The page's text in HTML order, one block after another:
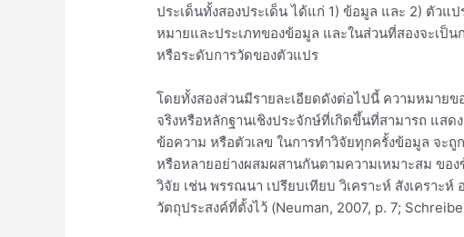
ประเด็นทั้งสองประเด็น ได้แก่ 1) ข้อมูล และ 2) ตัวแ
หมายและประเภทของข้อมูล และในส่วนที่สองจะเป็
หรือระดับการวัดของตัวแปร
โดยทั้งสองส่วนมีรายละเอียดดังต่อไปนี้ ความหมาย
จริงหรือหลักฐานเชิงประจักษ์ที่เกิดขึ้นที่สามารถ แส
ข้อความ หรือตัวเลข ในการทำวิจัยทุกครั้งข้อมูล จะถู
หรือหลายอย่างผสมผสานกันตามความเหมาะสม ขอ
วิจัย เช่น พรรณนา เปรียบเทียบ วิเคราะห์ สังเคราะ
วัตถุประสงค์ที่ตั้งไว้ (Neuman, 2007, p. 7;